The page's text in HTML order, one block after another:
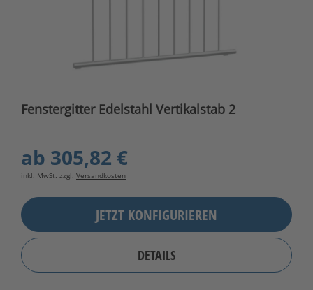
Fenstergitter Edelstahl Vertikalstab 2
ab 305,82 €
inkl. MwSt. zzgl. Versandkosten
JETZT KONFIGURIEREN
DETAILS